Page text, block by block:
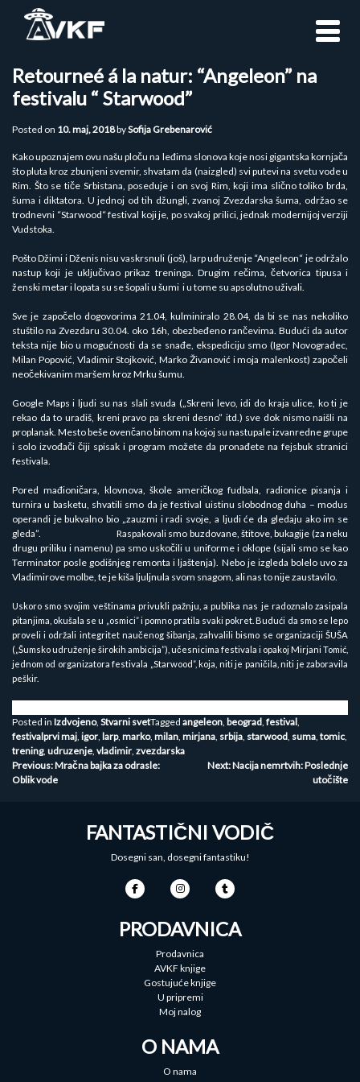
content
Retourneé á la natur: “Angeleon” na
festivalu “ Starwood”
Posted on 10. maj, 2018bySofija Grebenarović
Kako upoznajem ovu našu ploču na leđima slonova koje nosi gigantska kornjača
što pluta kroz zbunjeni svemir, shvatam da (naizgled) svi putevi na svetu vode u
Rim. Što se tiče Srbistana, poseduje i on svoj Rim, koji ima slično toliko brda,
šuma i diktatora. U jednoj od tih džungli, zvanoj Zvezdarska šuma, održao se
trodnevni “Starwood“ festival koji je, po svakoj prilici, jednak modernijoj verziji
Vudstoka.
Pošto Džimi i Dženis nisu vaskrsnuli (još), larp udruženje “Angeleon“ je održalo
nastup koji je uključivao prikaz treninga. Drugim rečima, četvorica tipusa i
ženski metar i lopata su se šopali u šumi i u tome su apsolutno uživali.
Sve je započelo dogovorima 21.04, kulminiralo 28.04, da bi se nas nekoliko
stuštilo na Zvezdaru 30.04. oko 16h, obezbeđeno rančevima. Budući da autor
teksta nije bio u mogućnosti da se snađe, ekspediciju smo (Igor Novogradec,
Milan Popović, Vladimir Stojković, Marko Živanović i moja malenkost) započeli
neočekivanim maršem kroz Mrku šumu.
Google Maps i ljudi su nas slali svuda („Skreni levo, idi do kraja ulice, ko ti je
rekao da to uradiš, kreni pravo pa skreni desno” itd.) sve dok nismo naišli na
proplanak. Mesto beše ovenčano binom na kojoj su nastupale izvanredne grupe
i solo izvođači čiji spisak i program možete da pronađete na fejsbuk stranici
festivala.
Pored mađioničara, klovnova, škole američkog fudbala, radionice pisanja i
turnira u basketu, shvatili smo da je festival uistinu slobodnog duha – modus
operandi je bukvalno bio „zauzmi i radi svoje, a ljudi će da gledaju ako im se
gleda”. Raspakovali smo buzdovane, štitove, bukagije (za neku
drugu priliku i namenu) pa smo uskočili u uniforme i oklope (sijali smo se kao
Terminator posle godišnjeg remonta i ljaštenja). Nebo je izgleda bolelo uvo za
Vladimirove molbe, te je kiša ljuljnula svom snagom, ali nas to nije zaustavilo.
Uskoro smo svojim veštinama privukli pažnju, a publika nas je radoznalo zasipala
pitanjima, okušala se u „osmici” i pomno pratila svaki pokret. Budući da smo se lepo
proveli i održali integritet naučenog šibanja, zahvalili bismo se organizaciji ŠUŠA
(„Šumsko udruženje širokih ambicija”), učesnicima festivala i opakoj Mirjani Tomić,
jednom od organizatora festivala „Starwood”, koja, niti je paničila, niti je zaboravila
peškir.
Posted in Izdvojeno, Stvarni svetTagged angeleon, beograd, festival,
festivalprvi maj, igor, larp, marko, milan, mirjana, srbija, starwood, suma, tomic,
trening, udruzenje, vladimir, zvezdarska
Kretanje
članka
Previous:Mračna bajka za odrasle:
Oblik vode
Next:Nacija nemrtvih: Poslednje
utočište
FANTASTIČNI VODIČ
Dosegni san, dosegni fantastiku!
PRODAVNICA
Prodavnica
AVKF knjige
Gostujuće knjige
U pripremi
Moj nalog
O NAMA
O nama